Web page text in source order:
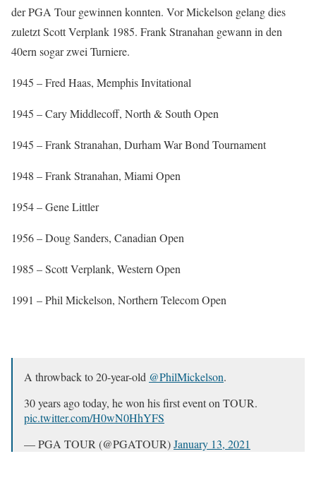
der PGA Tour gewinnen konnten. Vor Mickelson gelang dies
zuletzt Scott Verplank 1985. Frank Stranahan gewann in den
40ern sogar zwei Turniere.
1945 – Fred Haas, Memphis Invitational
1945 – Cary Middlecoff, North & South Open
1945 – Frank Stranahan, Durham War Bond Tournament
1948 – Frank Stranahan, Miami Open
1954 – Gene Littler
1956 – Doug Sanders, Canadian Open
1985 – Scott Verplank, Western Open
1991 – Phil Mickelson, Northern Telecom Open
A throwback to 20-year-old @PhilMickelson.
30 years ago today, he won his first event on TOUR.
pic.twitter.com/H0wN0HhYFS
— PGA TOUR (@PGATOUR)January 13, 2021